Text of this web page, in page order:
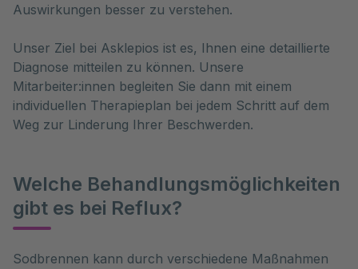
Auswirkungen besser zu verstehen.
Unser Ziel bei Asklepios ist es, Ihnen eine detaillierte
Diagnose mitteilen zu können. Unsere
Mitarbeiter:innen begleiten Sie dann mit einem
individuellen Therapieplan bei jedem Schritt auf dem
Weg zur Linderung Ihrer Beschwerden.
Welche Behandlungsmöglichkeiten
gibt es bei Reflux?
Sodbrennen kann durch verschiedene Maßnahmen